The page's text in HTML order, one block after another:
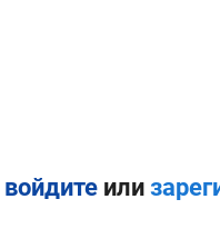
войдитеили